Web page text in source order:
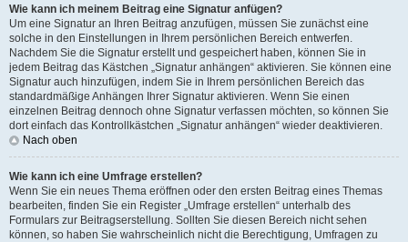
Wie kann ich meinem Beitrag eine Signatur anfügen?
Um eine Signatur an Ihren Beitrag anzufügen, müssen Sie zunächst eine
solche in den Einstellungen in Ihrem persönlichen Bereich entwerfen.
Nachdem Sie die Signatur erstellt und gespeichert haben, können Sie in
jedem Beitrag das Kästchen „Signatur anhängen“ aktivieren. Sie können eine
Signatur auch hinzufügen, indem Sie in Ihrem persönlichen Bereich das
standardmäßige Anhängen Ihrer Signatur aktivieren. Wenn Sie einen
einzelnen Beitrag dennoch ohne Signatur verfassen möchten, so können Sie
dort einfach das Kontrollkästchen „Signatur anhängen“ wieder deaktivieren.
Nach oben
Wie kann ich eine Umfrage erstellen?
Wenn Sie ein neues Thema eröffnen oder den ersten Beitrag eines Themas
bearbeiten, finden Sie ein Register „Umfrage erstellen“ unterhalb des
Formulars zur Beitragserstellung. Sollten Sie diesen Bereich nicht sehen
können, so haben Sie wahrscheinlich nicht die Berechtigung, Umfragen zu